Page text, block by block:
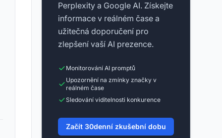
Perplexity a Google AI. Získejte
informace v reálném čase a
užitečná doporučení pro
zlepšení vaší AI prezence.
Monitorování AI promptů
Upozornění na zmínky značky v
reálném čase
Sledování viditelnosti konkurence
Začít 30denní zkušební dobu